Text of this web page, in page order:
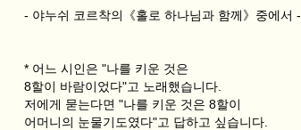
- 야누쉬 코르착의《홀로 하나님과 함께》중에서 -
* 어느 시인은 "나를 키운 것은
8할이 바람이었다"고 노래했습니다.
저에게 묻는다면 "나를 키운 것은 8할이
어머니의 눈물기도였다"고 답하고 싶습니다.